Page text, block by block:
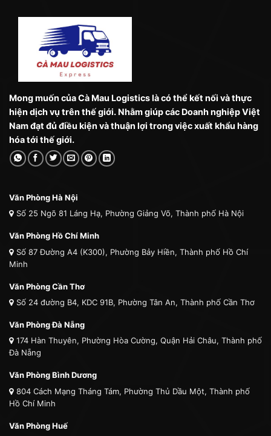
Mong muốn của Cà Mau Logistics là có thể kết nối và thực
hiện dịch vụ trên thế giới. Nhằm giúp các Doanh nghiệp Việt
Nam đạt đủ điều kiện và thuận lợi trong việc xuất khẩu hàng
hóa tới thế giới.
Văn Phòng Hà Nội
Số 25 Ngõ 81 Láng Hạ, Phường Giảng Võ, Thành phố Hà Nội
Văn Phòng Hồ Chí Minh
Số 87 Đường A4 (K300), Phường Bảy Hiền, Thành phố Hồ Chí
Minh
Văn Phòng Cần Thơ
Số 24 đường B4, KDC 91B, Phường Tân An, Thành phố Cần Thơ
Văn Phòng Đà Nẵng
174 Hàn Thuyên, Phường Hòa Cường, Quận Hải Châu, Thành phố
Đà Nẵng
Văn Phòng Bình Dương
804 Cách Mạng Tháng Tám, Phường Thủ Dầu Một, Thành phố
Hồ Chí Minh
Văn Phòng Huế